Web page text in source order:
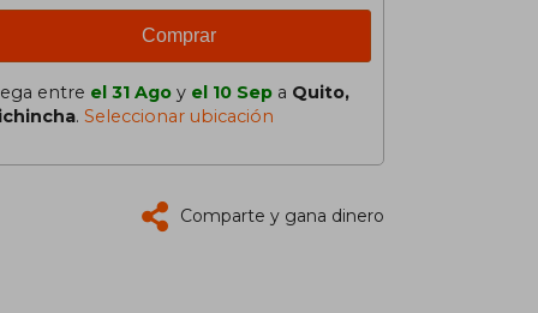
Comprar
entre el 31 Ago y el 10 Sep a Quito,
. Seleccionar ubicación
Comparte y gana dinero